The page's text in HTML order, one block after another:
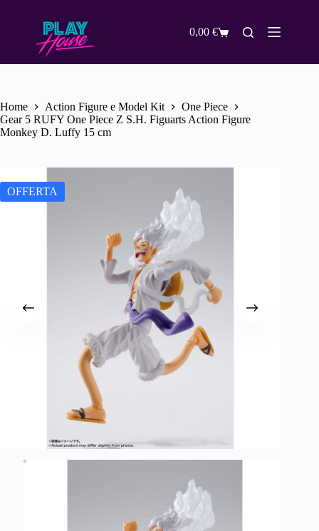
Carrello
0,00€
Home Action Figure e Model Kit
One Piece
Gear 5 RUFY One Piece Z S.H. Figuarts Action Figure
Monkey D. Luffy 15 cm
OFFERTA